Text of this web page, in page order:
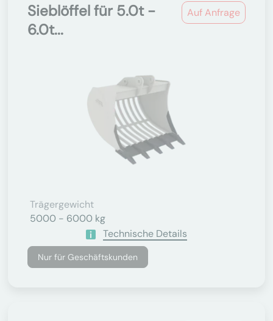
Auf Anfrage
Sieblöffel für 5.0t -
6.0t...
Trägergewicht
5000 - 6000 kg
Technische Details
Nur für Geschäftskunden